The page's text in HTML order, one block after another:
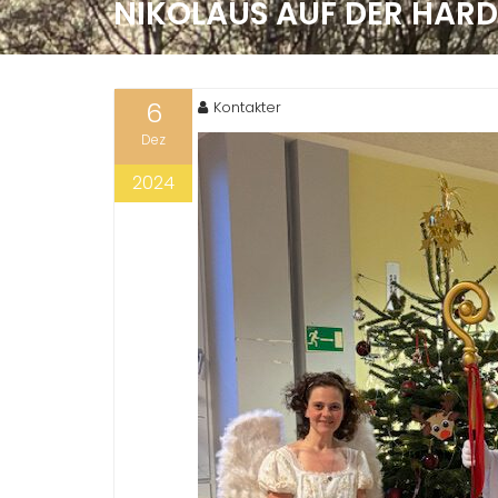
NIKOLAUS AUF DER
6
Dez
2024
Kontakter